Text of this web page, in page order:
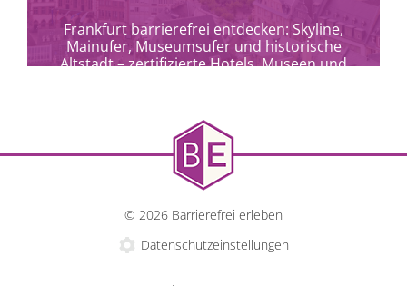
Frankfurt barrierefrei entdecken: Skyline,
Mainufer, Museumsufer und historische
Altstadt – zertifizierte Hotels, Museen und
© 2026 Barrierefrei erleben
Datenschutzeinstellungen